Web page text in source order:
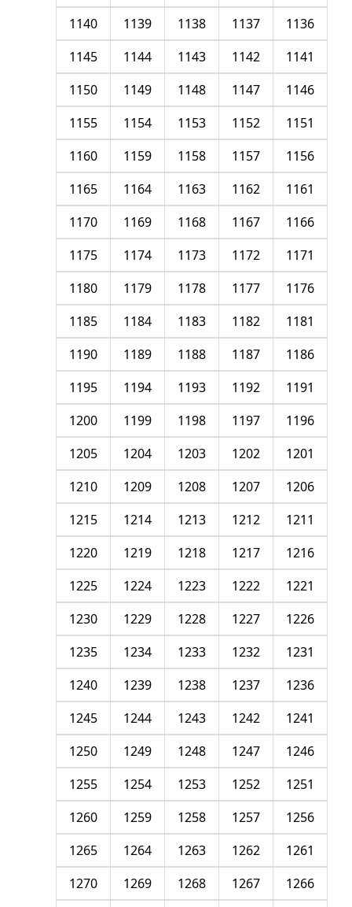
1136
1137
1138
1139
1140
1141
1142
1143
1144
1145
1146
1147
1148
1149
1150
1151
1152
1153
1154
1155
1156
1157
1158
1159
1160
1161
1162
1163
1164
1165
1166
1167
1168
1169
1170
1171
1172
1173
1174
1175
1176
1177
1178
1179
1180
1181
1182
1183
1184
1185
1186
1187
1188
1189
1190
1191
1192
1193
1194
1195
1196
1197
1198
1199
1200
1201
1202
1203
1204
1205
1206
1207
1208
1209
1210
1211
1212
1213
1214
1215
1216
1217
1218
1219
1220
1221
1222
1223
1224
1225
1226
1227
1228
1229
1230
1231
1232
1233
1234
1235
1236
1237
1238
1239
1240
1241
1242
1243
1244
1245
1246
1247
1248
1249
1250
1251
1252
1253
1254
1255
1256
1257
1258
1259
1260
1261
1262
1263
1264
1265
1266
1267
1268
1269
1270